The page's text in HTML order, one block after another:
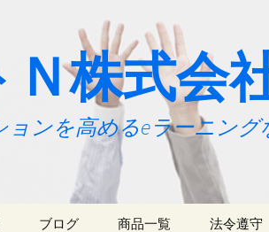
株式会
ンを高めるeラーニング
ブログ 商品一覧 法令遵守